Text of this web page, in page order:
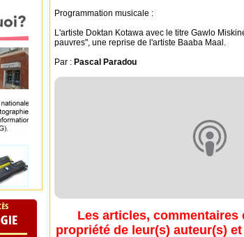
Programmation musicale :
L'artiste Doktan Kotawa avec le titre Gawlo
pauvres", une reprise de l'artiste Baaba Maal.
Par : Pascal Paradou
Les articles, commentaires
propriété de leur(s) auteur(s)